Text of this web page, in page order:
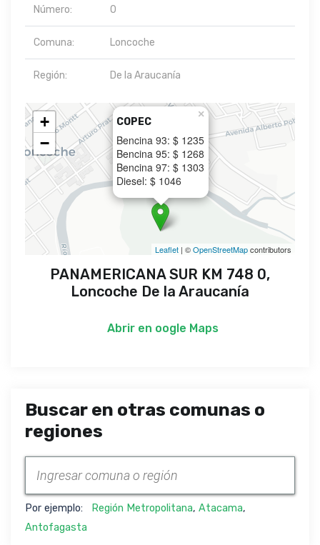
Número: 0
Comuna: Loncoche
Región: De la Araucanía
COPEC
Bencina 93: $ 1235
Bencina 95: $ 1268
Bencina 97: $ 1303
Diesel: $ 1046
×
+
−
Leaflet | ©OpenStreetMapcontributors
PANAMERICANA SUR KM 748 0,
Loncoche De la Araucanía
Abrir en oogle Maps
Buscar en otras comunas o
regiones
Por ejemplo: Región Metropolitana, Atacama,
Antofagasta